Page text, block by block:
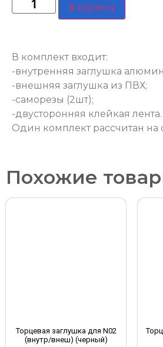
В корзину
В комплект входит:
-внутренняя заглушка
-внешняя заглушка из ПВХ;
-саморезы (2шт);
-двусторонняя клейкая лента.
Один комплект рассчитан на
Похожие
Торцевая заглушка для N02
(внутр/внеш) (черный)